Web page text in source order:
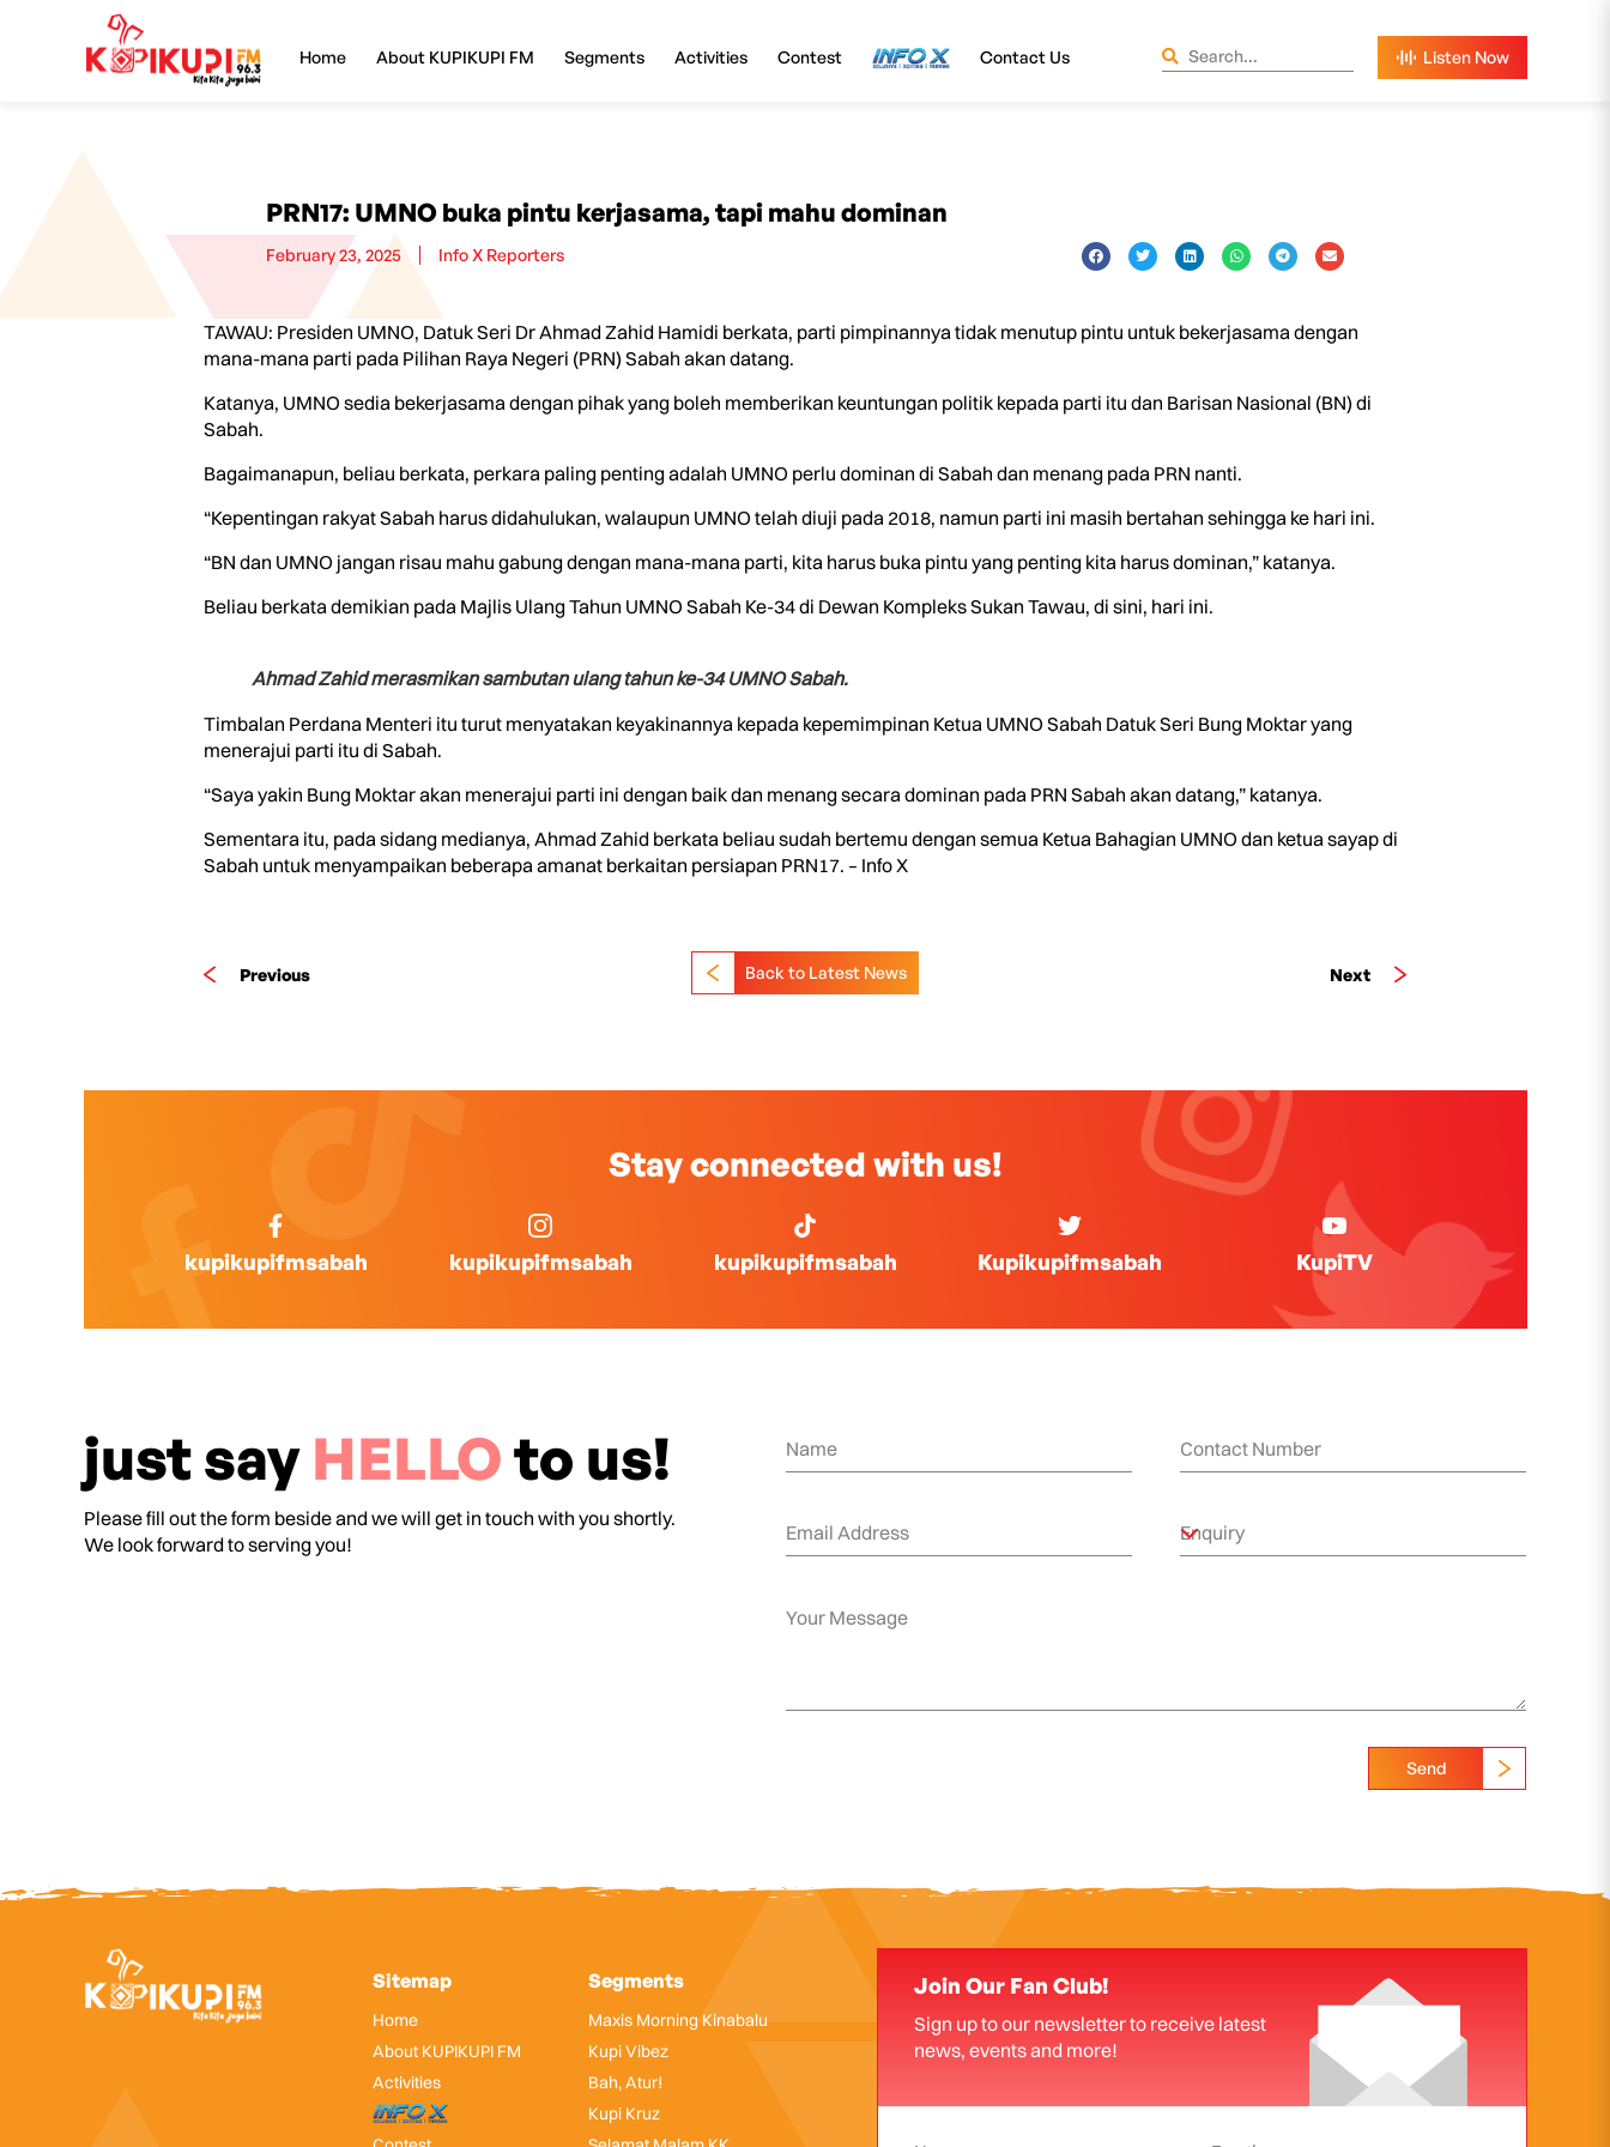
Home About KUPIKUPI FM Segments Activities Contest InfoX Contact Us
PRN17: UMNO buka pintu kerjasama, tapi mahu dominan
February 23, 2025 Info X Reporters
TAWAU: Presiden UMNO, Datuk Seri Dr Ahmad Zahid Hamidi berkata, parti pimpinannya tidak menutup pintu untuk bekerjasama dengan
mana-mana parti pada Pilihan Raya Negeri (PRN) Sabah akan datang.
Katanya, UMNO sedia bekerjasama dengan pihak yang boleh memberikan keuntungan politik kepada parti itu dan Barisan Nasional (BN) di
Sabah.
Bagaimanapun, beliau berkata, perkara paling penting adalah UMNO perlu dominan di Sabah dan menang pada PRN nanti.
“Kepentingan rakyat Sabah harus didahulukan, walaupun UMNO telah diuji pada 2018, namun parti ini masih bertahan sehingga ke hari ini.
“BN dan UMNO jangan risau mahu gabung dengan mana-mana parti, kita harus buka pintu yang penting kita harus dominan,” katanya.
Beliau berkata demikian pada Majlis Ulang Tahun UMNO Sabah Ke-34 di Dewan Kompleks Sukan Tawau, di sini, hari ini.
Ahmad Zahid merasmikan sambutan ulang tahun ke-34 UMNO Sabah.
Timbalan Perdana Menteri itu turut menyatakan keyakinannya kepada kepemimpinan Ketua UMNO Sabah Datuk Seri Bung Moktar yang
menerajui parti itu di Sabah.
“Saya yakin Bung Moktar akan menerajui parti ini dengan baik dan menang secara dominan pada PRN Sabah akan datang,” katanya.
Sementara itu, pada sidang medianya, Ahmad Zahid berkata beliau sudah bertemu dengan semua Ketua Bahagian UMNO dan ketua sayap di
Sabah untuk menyampaikan beberapa amanat berkaitan persiapan PRN17. – Info X
Previous Next
Back to Latest News
Stay connected with us!
kupikupifmsabah kupikupifmsabah kupikupifmsabah Kupikupifmsabah KupiTV
just say HELLOto us!
Please fill out the form beside and we will get in touch with you shortly.
We look forward to serving you!
Send
Sitemap
Home
About KUPIKUPI FM
Activities
InfoX
Segments
Maxis Morning Kinabalu
Kupi Vibez
Bah, Atur!
Kupi Kruz
Join Our Fan Club!
Sign up to our newsletter to receive latest
news, events and more!